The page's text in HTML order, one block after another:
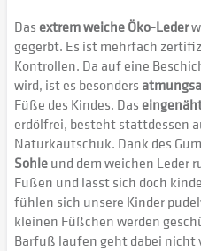
Das extrem weiche Öko-Leder
gegerbt. Es ist mehrfach
Kontrollen. Da auf eine
wird, ist es besonders
Füße des Kindes. Das
erdölfrei, besteht stattdessen
Naturkautschuk. Dank des
Sohleund dem weichen Leder
Füßen und lässt sich doch
fühlen sich unsere Kinder
kleinen Füßchen werden
Barfuß laufen geht dabei nicht